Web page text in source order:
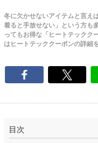
冬に欠かせないアイテムと言え
着ると手放せない」という方も
ってもお得な「ヒートテックク
はヒートテッククーポンの詳細
目次